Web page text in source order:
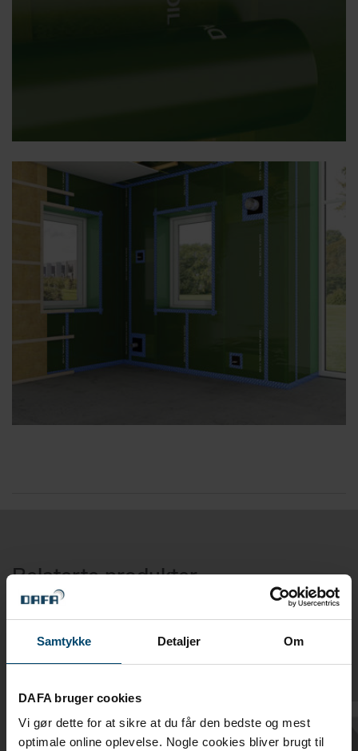
Samtykke Detaljer Om
DAFA bruger cookies
Vi gør dette for at sikre at du får den bedste og mest
optimale online oplevelse. Nogle cookies bliver brugt til
Relaterte produkter
Tilbehørsprodukter spesielt utviklet
for DAFA EcoFoil dampsperre